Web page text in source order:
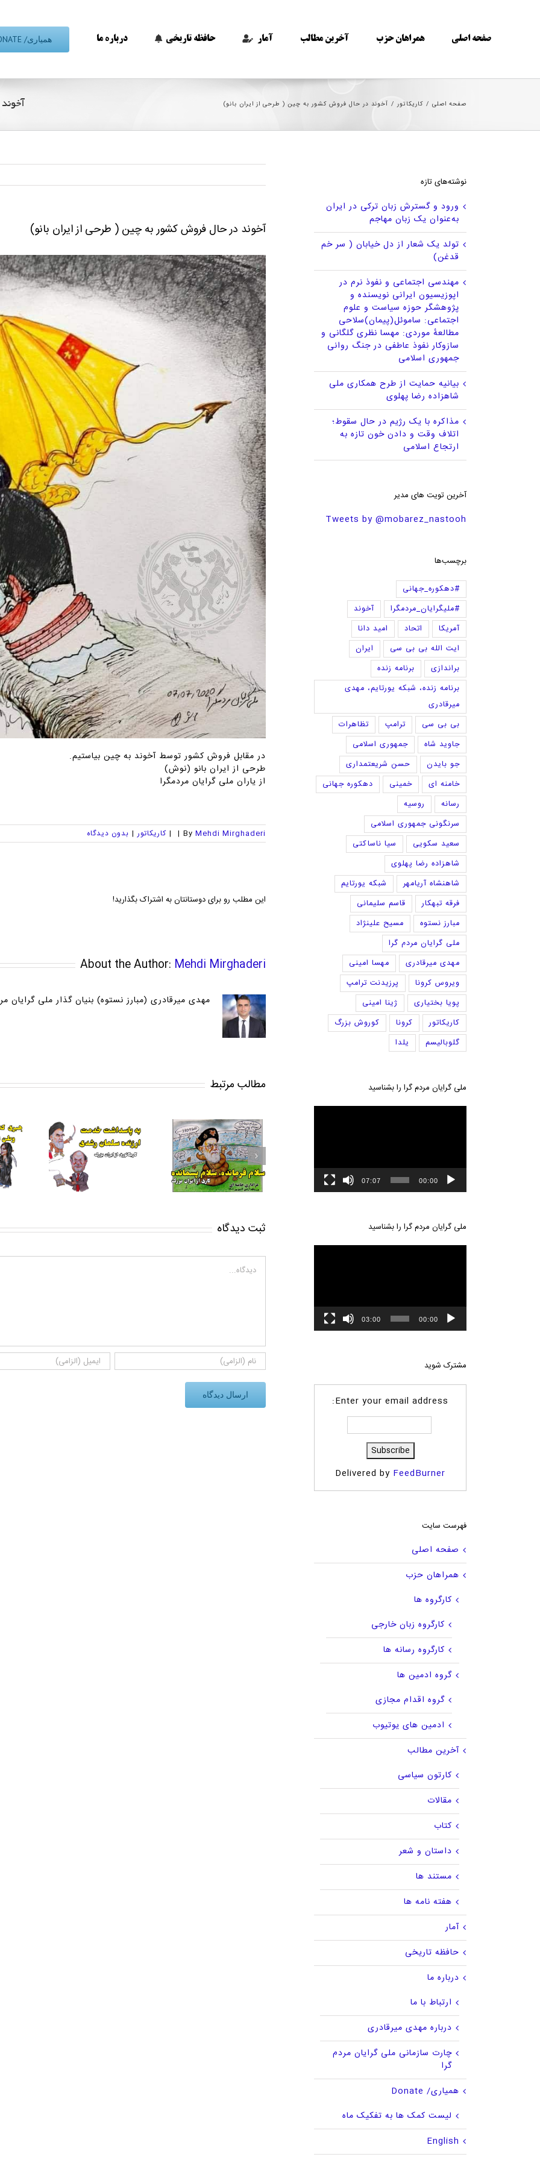
صفحه اصلی همراهان حزب آخرین مطالب آمار حافظه تاریخی درباره ما همیاری/ DONATE
صفحه اصلی / کاریکاتور / آخوند در حال فروش کشور به چین ( طرحی از ایران بانو)
آخوند در حال فروش کشور به چین ( طرحی از ایران بانو)
در مقابل فروش کشور توسط آخوند به چین بیاستیم.
طرحی از ایران بانو (نوش)
از یاران ملی گرایان مردمگرا
By Mehdi Mirghaderi
|
| کاریکاتور | بدون ديدگاه
این مطلب رو برای دوستانتان به اشتراک بگذارید!
About the Author: Mehdi Mirghaderi
مهدی میرقادری (مبارز نستوه) بنیان گذار ملی گرایان
مطالب مرتبط
به
ارزنده
سلام فرمانده، سلام
خطاب به قمه زنان،
شعری از ایرج میرزا با
تفسیر شعر و نقاشی
ثبت ديدگاه
نوشته‌های تازه
ورود و گسترش زبان ترکی در ایران
به‌عنوان یک زبان مهاجم
تولد یک شعار از دل خیابان ( سر خم
قدغن)
مهندسی اجتماعی و نفوذ نرم در
اپوزیسیون ایرانی نویسنده و
پژوهشگر حوزه سیاست و علوم
اجتماعی: ساموئل(پیمان)سلاحی
مطالعهٔ موردی: مهسا نظری گلگانی و
سازوکار نفوذ عاطفی در جنگ روانی
جمهوری اسلامی
بیانیه حمایت از طرح همکاری ملی
شاهزاده رضا پهلوی
مذاکره با یک رژیم در حال سقوط؛
اتلاف وقت و دادن خون تازه به
ارتجاع اسلامی
آخرین تویت های مدیر
Tweets by @mobarez_nastooh
برچسب‌ها
#دهکوره_جهانی
#ملیگرایان_مردمگرا
آخوند
آمریکا
اتحاد
امید دانا
ایت الله بی بی سی
ایران
براندازی
برنامه زنده
برنامه زنده، شبکه یورتایم، مهدی
میرقادری
بی بی سی
ترامپ
تظاهرات
جاوید شاه
جمهوری اسلامی
جو بایدن
حسن شریعتمداری
خامنه ای
خمینی
دهکوره جهانی
رسانه
روسیه
سرنگونی جمهوری اسلامی
سعید سکویی
سیا ناساکتی
شاهزاده رضا پهلوی
شاهنشاه آریامهر
شبکه یورتایم
فرقه تبهکار
قاسم سلیمانی
مبارز نستوه
مسیح علینژاد
ملی گرایان مردم گرا
مهدی میرقادری
مهسا امینی
ویروس کرونا
پرزیدنت ترامپ
پویا بختیاری
ژینا امینی
کاریکاتور
کرونا
کوروش بزرگ
گلوبالیسم
یلدا
ملی گرایان مردم گرا را بشناسید
00:00
07:07
ملی گرایان مردم گرا را بشناسید
00:00
03:00
مشترک شوید
Enter your email address:
Delivered by FeedBurner
فهرست سایت
صفحه اصلی
همراهان حزب
کارگروه ها
کارگروه زبان خارجی
کارگروه رسانه ها
گروه ادمین ها
گروه اقدام مجازی
ادمین های یوتیوب
آخرین مطالب
کارتون سیاسی
مقالات
کتاب
داستان و شعر
مستند ها
هفته نامه ها
آمار
حافظه تاریخی
درباره ما
ارتباط با ما
درباره مهدی میرقادری
چارت سازمانی ملی گرایان مردم
گرا
همیاری/ Donate
لیست کمک ها به تفکیک ماه
English